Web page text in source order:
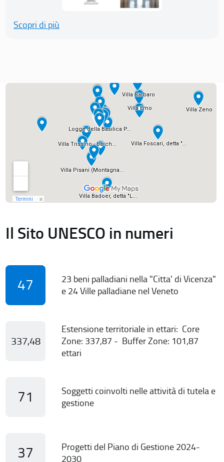
Scopri di più
Il Sito UNESCO in numeri
47
23 beni palladiani nella "Citta' di Vicenza"
e 24 Ville palladiane nel Veneto
337,48
Estensione territoriale in ettari: Core
Zone: 337,87 - Buffer Zone: 101,87
ettari
71
Soggetti coinvolti nelle attività di tutela e
gestione
37
Progetti del Piano di Gestione 2024-
2030